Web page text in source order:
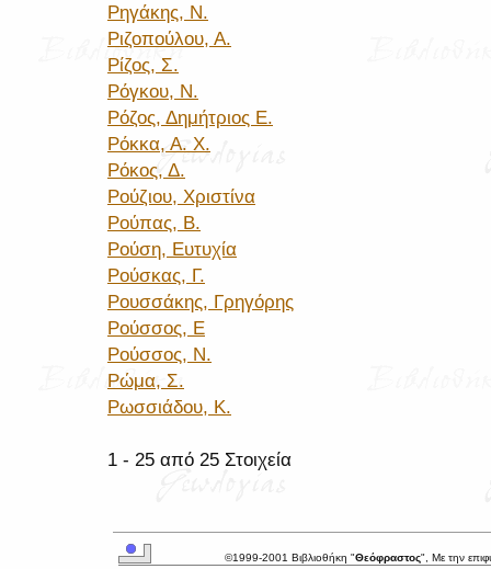
Ρηγάκης, Ν.
Ριζοπούλου, Α.
Ρίζος, Σ.
Ρόγκου, Ν.
Ρόζος, Δημήτριος Ε.
Ρόκκα, Α. Χ.
Ρόκος, Δ.
Ρούζιου, Χριστίνα
Ρούπας, Β.
Ρούση, Ευτυχία
Ρούσκας, Γ.
Ρουσσάκης, Γρηγόρης
Ρούσσος, Ε
Ρούσσος, Ν.
Ρώμα, Σ.
Ρωσσιάδου, Κ.
1 - 25 από 25 Στοιχεία
©1999-2001 Βιβλιοθήκη "Θεόφραστος", Με την